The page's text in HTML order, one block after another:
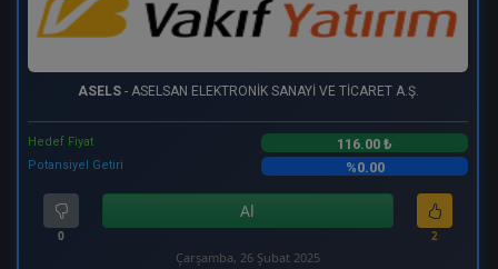
ASELS- ASELSAN ELEKTRONİK SANAYİ VE TİCARET A.Ş.
Hedef Fiyat 116.00 ₺
Potansiyel Getiri %0.00
0
Al
2
Çarşamba, 26 Şubat 2025